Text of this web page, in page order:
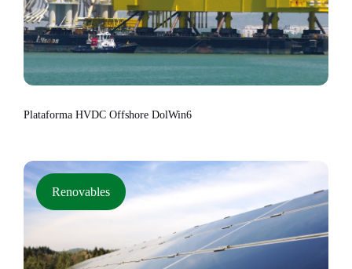
Plataforma HVDC Offshore DolWin6
Renovables